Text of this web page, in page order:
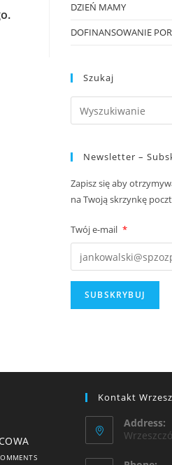
DZIEŃ MAMY
DOFINANSOWANIE
Szukaj
Newsletter –
Zapisz się aby
na Twoją skrzynkę
Twój e-mail *
Kontakt
Address: